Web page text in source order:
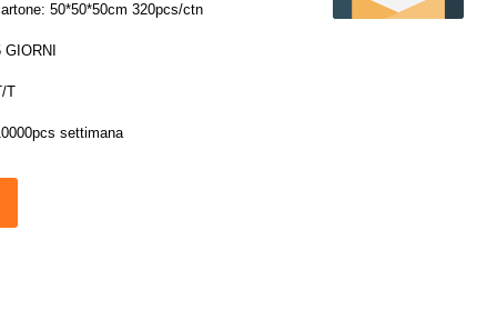
50*50*50cm 320pcs/ctn
GIORNI
T
settimana